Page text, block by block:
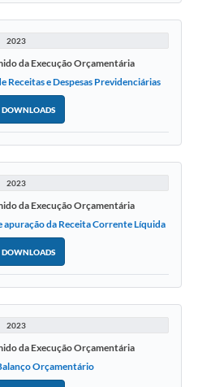
2023
da Execução Orçamentária
Receitas e Despesas Previdenciárias
DOWNLOADS
2023
da Execução Orçamentária
da Receita Corrente Líquida
DOWNLOADS
2023
da Execução Orçamentária
Orçamentário